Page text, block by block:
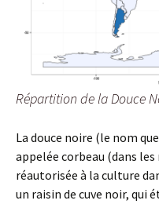
Répartition de la Douce
La douce noire (le nom
appelée corbeau (dans
réautorisée à la culture
un raisin de cuve noir, qui